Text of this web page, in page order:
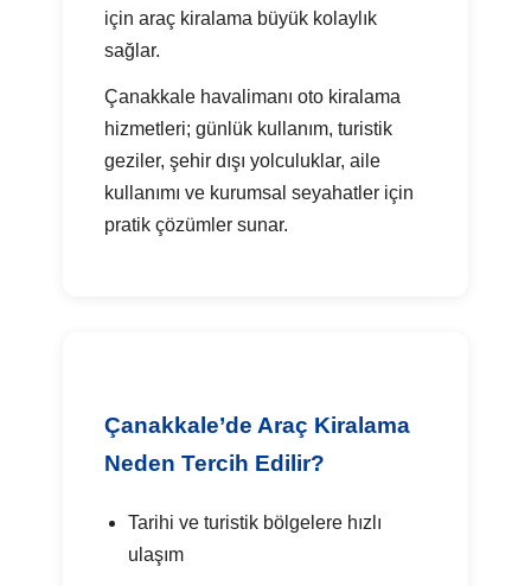
için araç kiralama büyük kolaylık
sağlar.
Çanakkale havalimanı oto kiralama
hizmetleri; günlük kullanım, turistik
geziler, şehir dışı yolculuklar, aile
kullanımı ve kurumsal seyahatler için
pratik çözümler sunar.
Çanakkale’de Araç Kiralama
Neden Tercih Edilir?
Tarihi ve turistik bölgelere hızlı
ulaşım